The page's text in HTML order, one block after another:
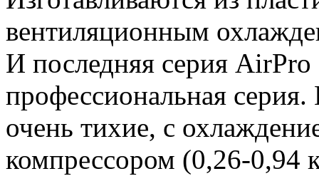
вентиляционным
И последняя серия
профессиональная
очень тихие, с
компрессором (0,26-0,94